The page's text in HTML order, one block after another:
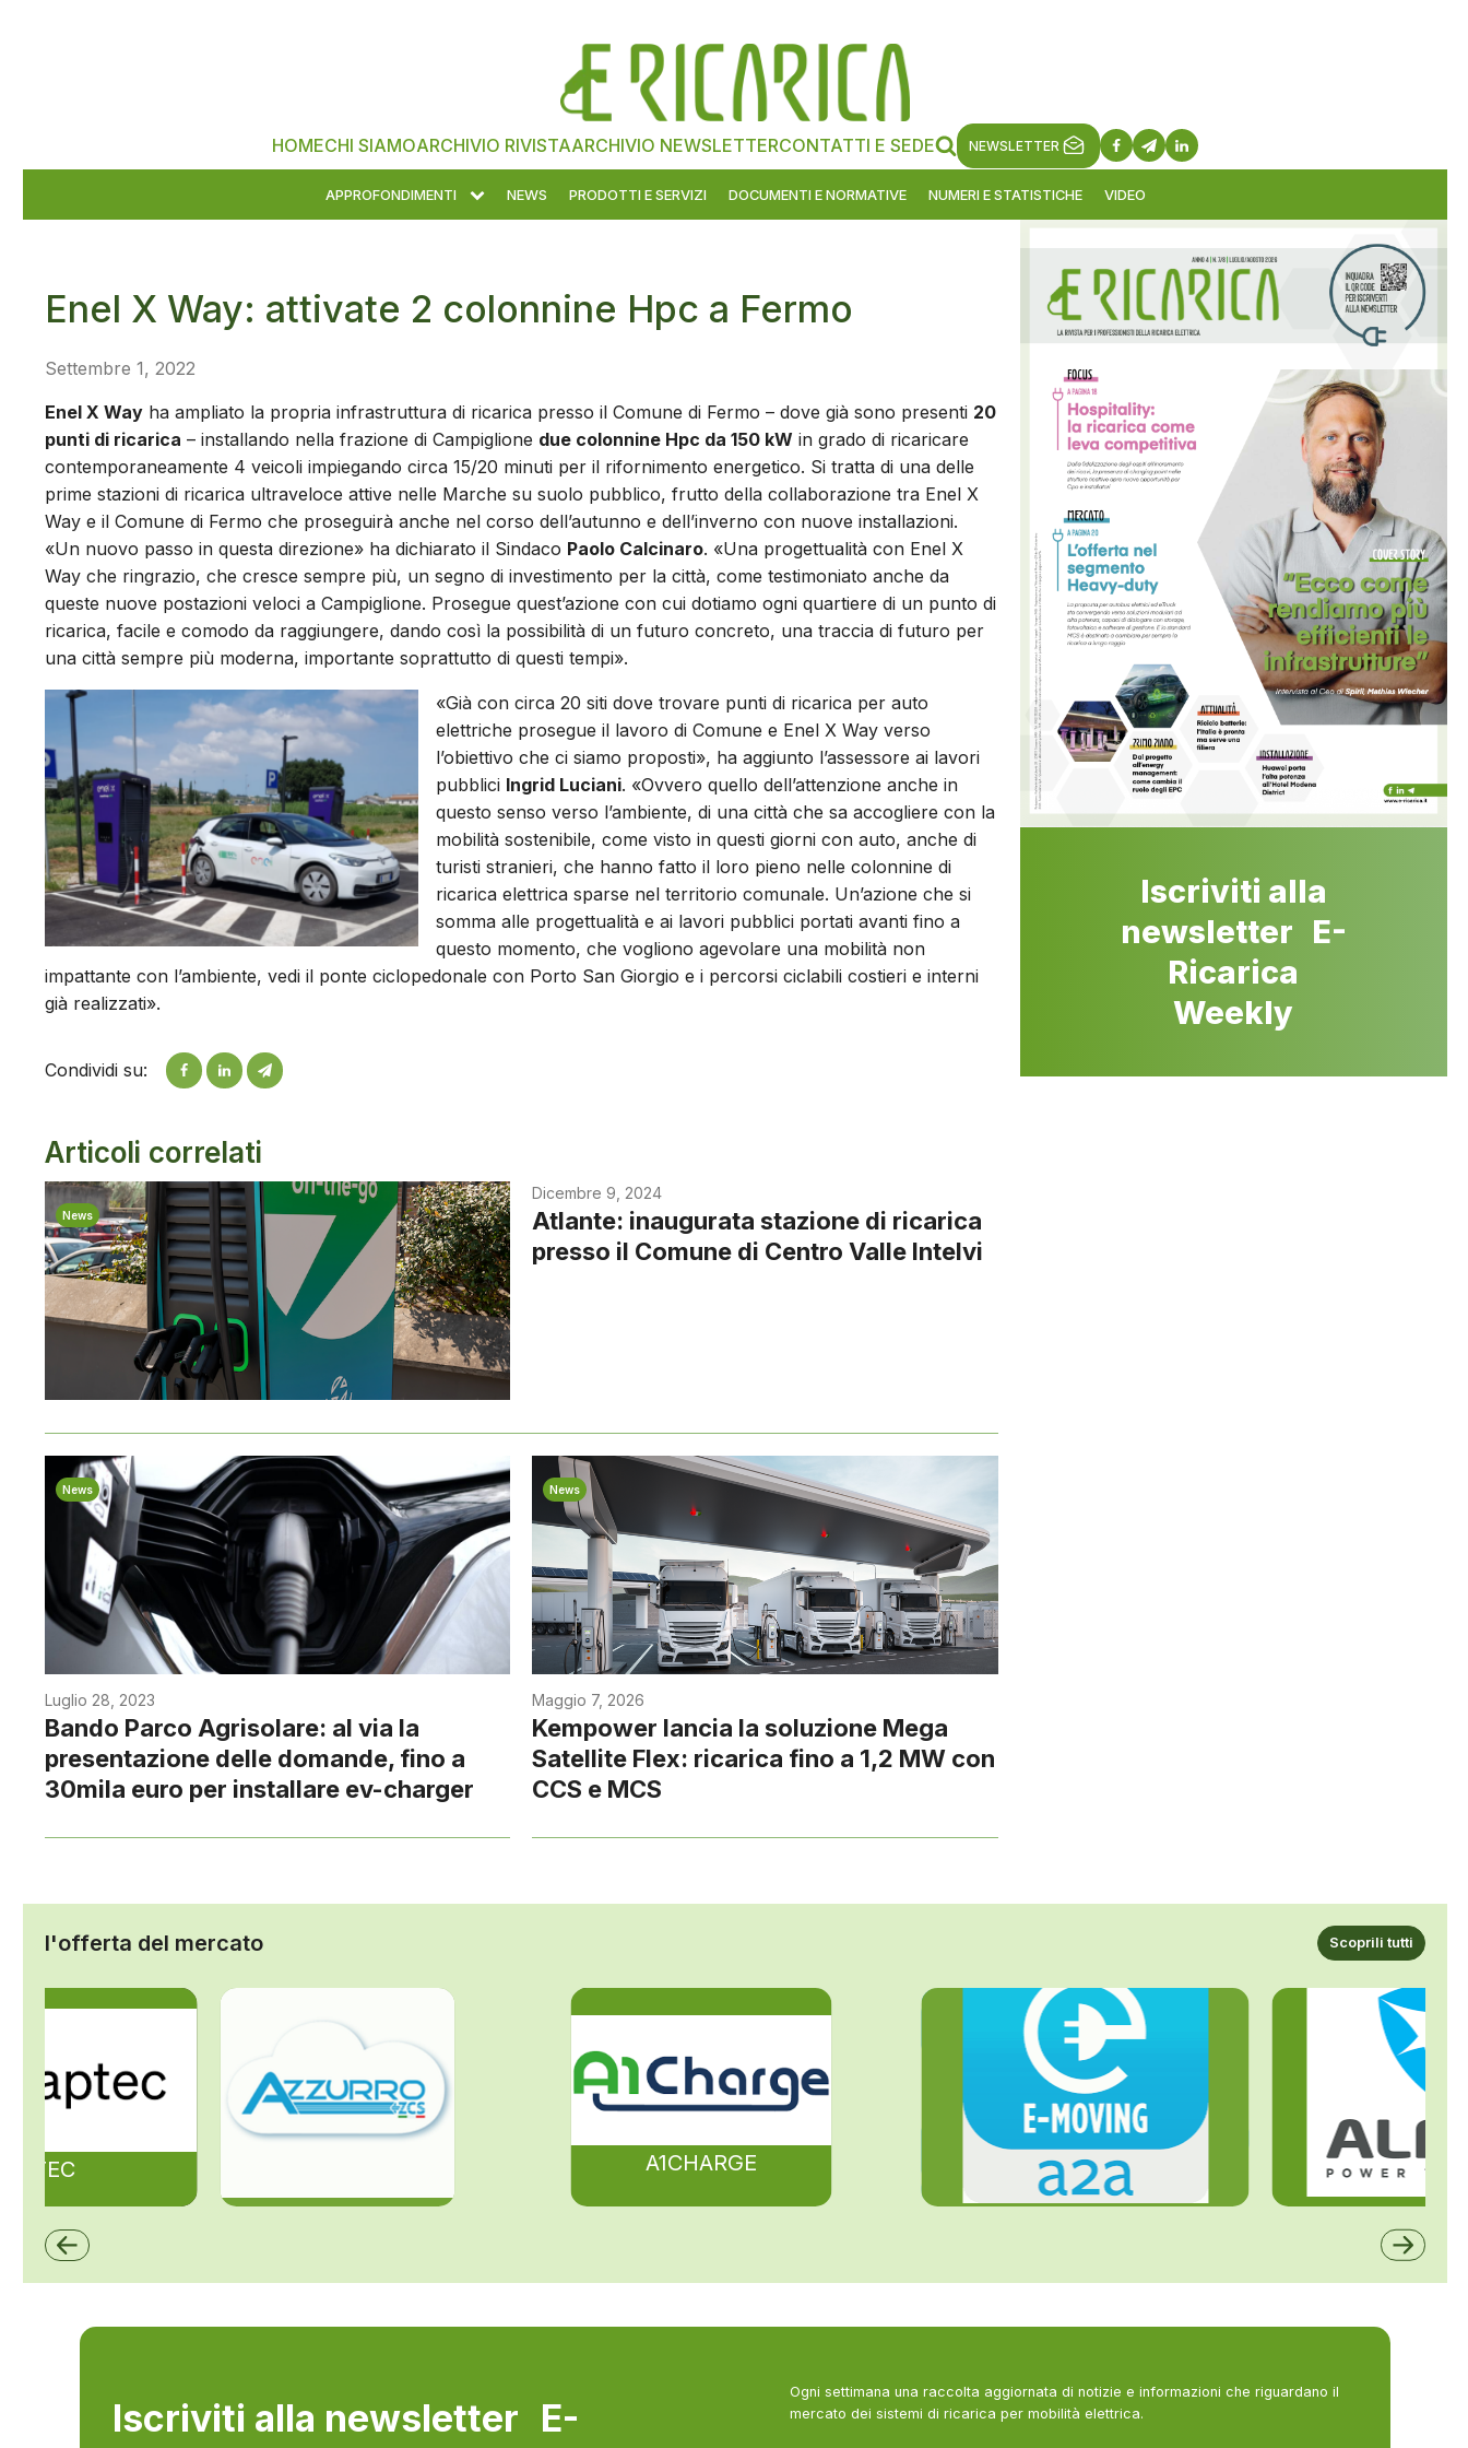
HOMECHI SIAMOARCHIVIO RIVISTAARCHIVIO NEWSLETTERCONTATTI E SEDE NEWSLETTER
APPROFONDIMENTI NEWS PRODOTTI E SERVIZI DOCUMENTI E NORMATIVE NUMERI E STATISTICHE VIDEO
Enel X Way: attivate 2 colonnine Hpc a Fermo
Settembre 1, 2022
Enel X Way ha ampliato la propria infrastruttura di ricarica presso il Comune di Fermo – dove già sono presenti 20
punti di ricarica – installando nella frazione di Campiglione due colonnine Hpc da 150 kW in grado di ricaricare
contemporaneamente 4 veicoli impiegando circa 15/20 minuti per il rifornimento energetico. Si tratta di una delle
prime stazioni di ricarica ultraveloce attive nelle Marche su suolo pubblico, frutto della collaborazione tra Enel X
Way e il Comune di Fermo che proseguirà anche nel corso dell’autunno e dell’inverno con nuove installazioni.
«Un nuovo passo in questa direzione» ha dichiarato il Sindaco Paolo Calcinaro. «Una progettualità con Enel X
Way che ringrazio, che cresce sempre più, un segno di investimento per la città, come testimoniato anche da
queste nuove postazioni veloci a Campiglione. Prosegue quest’azione con cui dotiamo ogni quartiere di un punto di
ricarica, facile e comodo da raggiungere, dando così la possibilità di un futuro concreto, una traccia di futuro per
una città sempre più moderna, importante soprattutto di questi tempi».
«Già con circa 20 siti dove trovare punti di ricarica per auto
elettriche prosegue il lavoro di Comune e Enel X Way verso
l’obiettivo che ci siamo proposti», ha aggiunto l’assessore ai lavori
pubblici Ingrid Luciani. «Ovvero quello dell’attenzione anche in
questo senso verso l’ambiente, di una città che sa accogliere con la
mobilità sostenibile, come visto in questi giorni con auto, anche di
turisti stranieri, che hanno fatto il loro pieno nelle colonnine di
ricarica elettrica sparse nel territorio comunale. Un’azione che si
somma alle progettualità e ai lavori pubblici portati avanti fino a
questo momento, che vogliono agevolare una mobilità non
impattante con l’ambiente, vedi il ponte ciclopedonale con Porto San Giorgio e i percorsi ciclabili costieri e interni
già realizzati».
Condividi su:
Articoli correlati
News
Dicembre 9, 2024
Atlante: inaugurata stazione di ricarica
presso il Comune di Centro Valle Intelvi
News
Luglio 28, 2023
Bando Parco Agrisolare: al via la
presentazione delle domande, fino a
30mila euro per installare ev-charger
News
Maggio 7, 2026
Kempower lancia la soluzione Mega
Satellite Flex: ricarica fino a 1,2 MW con
CCS e MCS
Iscriviti alla
newsletter E-
Ricarica
Weekly
l'offerta del mercato Scoprili tutti
A1CHARGE
ZCS Azzurro
Iscriviti alla newsletter E-
Ogni settimana una raccolta aggiornata di notizie e informazioni che riguardano il
mercato dei sistemi di ricarica per mobilità elettrica.